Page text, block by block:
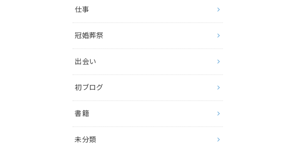
仕事
冠婚葬祭
出会い
初ブログ
書籍
未分類